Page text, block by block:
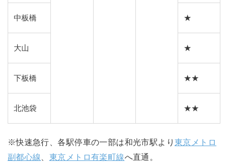
中板橋 ★
大山 ★
下板橋 ★★
北池袋 ★★
※快速急行、各駅停車の一部は和光市駅より東京メトロ
副都心線
東京メトロ有楽町線へ直通。